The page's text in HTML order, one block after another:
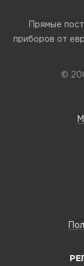
Прямые
приборов от
©